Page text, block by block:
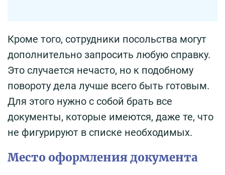
Кроме того, сотрудники посольства могут
дополнительно запросить любую справку.
Это случается нечасто, но к подобному
повороту дела лучше всего быть готовым.
Для этого нужно с собой брать все
документы, которые имеются, даже те, что
не фигурируют в списке необходимых.
Место оформления документа